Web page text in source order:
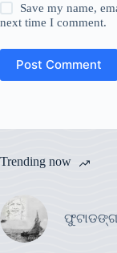
Save my name,
next time I comment.
Post Comment
Trending now